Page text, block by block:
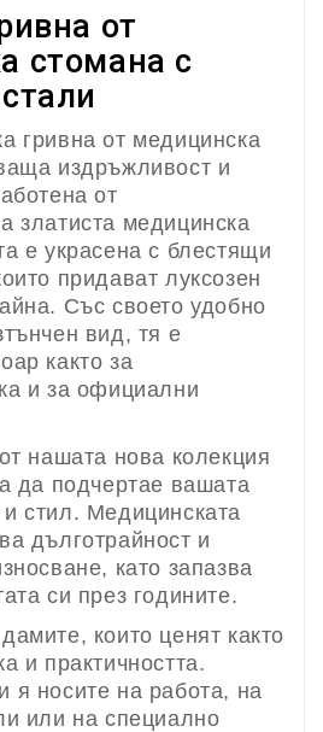
от
стомана с
гривна от медицинска
издръжливост и
от
златиста медицинска
е украсена с блестящи
придават луксозен
Със своето удобно
вид, тя е
както за
и за официални
нашата нова колекция
да подчертае вашата
стил. Медицинската
дълготрайност и
като запазва
си през годините.
които ценят както
и практичността.
я носите на работа, на
или на специално